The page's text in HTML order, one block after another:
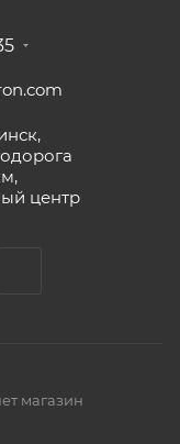
центр
магазин